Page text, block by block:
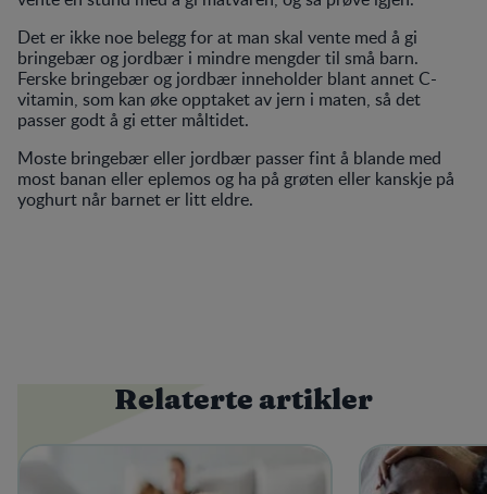
Det er ikke noe belegg for at man skal vente med å gi
bringebær og jordbær i mindre mengder til små barn.
Ferske bringebær og jordbær inneholder blant annet C-
vitamin, som kan øke opptaket av jern i maten, så det
passer godt å gi etter måltidet.
Moste bringebær eller jordbær passer fint å blande med
most banan eller eplemos og ha på grøten eller kanskje på
yoghurt når barnet er litt eldre.
Relaterte artikler